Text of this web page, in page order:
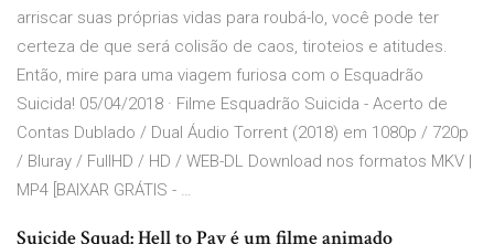
arriscar suas próprias vidas para roubá-lo, você pode ter
certeza de que será colisão de caos, tiroteios e atitudes.
Então, mire para uma viagem furiosa com o Esquadrão
Suicida! 05/04/2018 · Filme Esquadrão Suicida - Acerto de
Contas Dublado / Dual Áudio Torrent (2018) em 1080p / 720p
/ Bluray / FullHD / HD / WEB-DL Download nos formatos MKV |
MP4 [BAIXAR GRÁTIS - …
Suicide Squad: Hell to Pay é um filme animado